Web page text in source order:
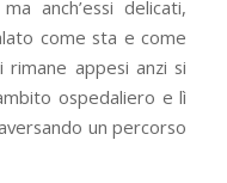
anch’essi delicati,
come sta e come
rimane appesi anzi si
ospedaliero e lì
un percorso